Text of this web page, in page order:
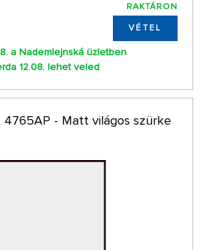
RAKTÁRON
VÉTEL
a Nademlejnská üzletben
12.08. lehet veled
- Matt világos szürke